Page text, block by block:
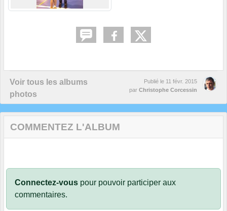
Voir tous les albums
photos
Publié le 11 févr. 2015
par Christophe Corcessin
COMMENTEZ L'ALBUM
Connectez-vous pour pouvoir participer aux
commentaires.